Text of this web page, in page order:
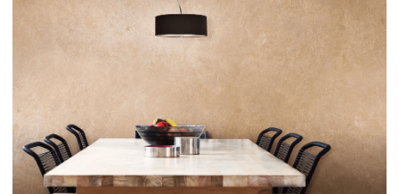
Эффект стен с трафаретным
узором в стиле Black-Out